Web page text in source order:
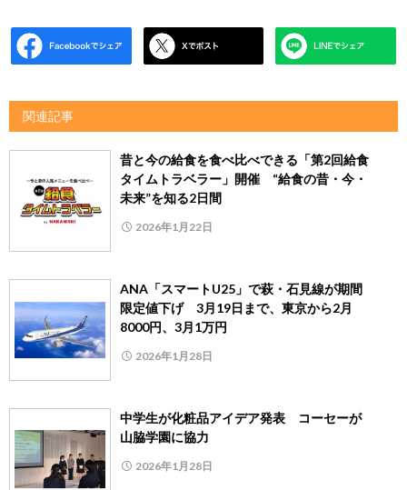
関連記事
昔と今の給食を食べ比べできる「第2回給食
タイムトラベラー」開催 “給食の昔・今・
未来”を知る2日間
2026年1月22日
ANA「スマートU25」で萩・石見線が期間
限定値下げ 3月19日まで、東京から2月
8000円、3月1万円
2026年1月28日
中学生が化粧品アイデア発表 コーセーが
山脇学園に協力
2026年1月28日